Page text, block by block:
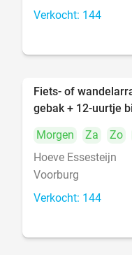
Verkocht: 144
Fiets- of
gebak + 12-uurtje
Morgen
Za Zo
Hoeve Essesteijn
Voorburg
Verkocht: 144